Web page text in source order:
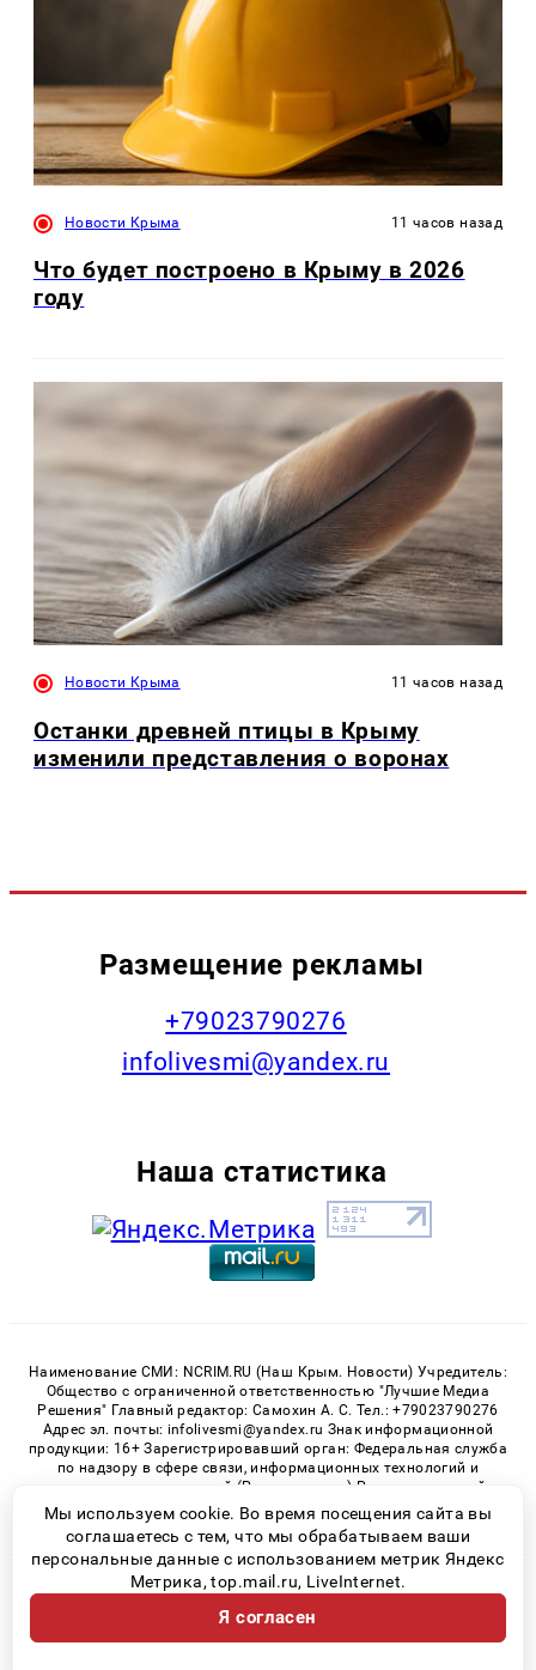
Новости Крыма 11 часов назад
Что будет построено в Крыму в 2026
году
Новости Крыма 11 часов назад
Останки древней птицы в Крыму
изменили представления о воронах
Размещение рекламы
+79023790276
infolivesmi@yandex.ru
Наша статистика
Наименование СМИ: NCRIM.RU (Наш Крым. Новости) Учредитель:
Общество с ограниченной ответственностью "Лучшие Медиа
Решения" Главный редактор: Самохин А. С. Тел.: +79023790276
Адрес эл. почты: infolivesmi@yandex.ru Знак информационной
продукции: 16+ Зарегистрировавший орган: Федеральная служба
по надзору в сфере связи, информационных технологий и
массовых коммуникаций (Роскомнадзор) Регистрационный
номер СМИ ЭЛ № ФС 77 - 81150 от 02.06.2021
© 2026 «nCrim.ru» | Все права защищены
Возрастная категория сайта 16+
Политика конфиденциальности
Мы используем cookie. Во время посещения сайта вы
соглашаетесь с тем, что мы обрабатываем ваши
персональные данные с использованием метрик Яндекс
Метрика, top.mail.ru, LiveInternet.
Я согласен